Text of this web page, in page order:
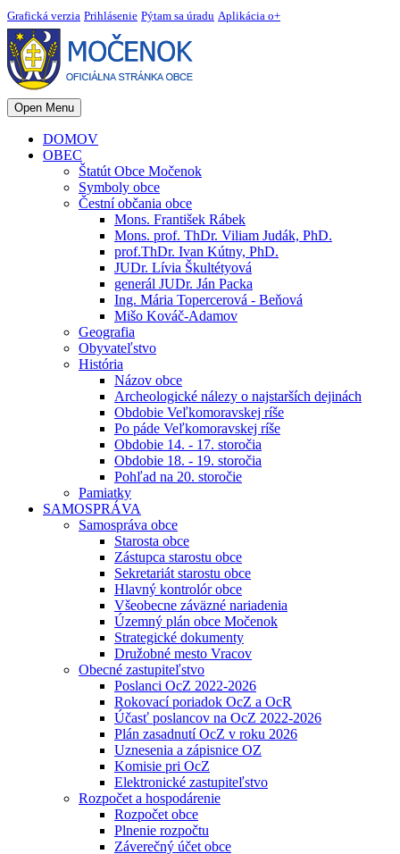
Grafická verzia Prihlásenie Pýtam sa úradu Aplikácia o+
Open Menu
DOMOV
OBEC
Štatút Obce Močenok
Symboly obce
Čestní občania obce
Mons. František Rábek
Mons. prof. ThDr. Viliam Judák, PhD.
prof.ThDr. Ivan Kútny, PhD.
JUDr. Lívia Škultétyová
generál JUDr. Ján Packa
Ing. Mária Topercerová - Beňová
Mišo Kováč-Adamov
Geografia
Obyvateľstvo
História
Názov obce
Archeologické nálezy o najstarších dejinách
Obdobie Veľkomoravskej ríše
Po páde Veľkomoravskej ríše
Obdobie 14. - 17. storočia
Obdobie 18. - 19. storočia
Pohľad na 20. storočie
Pamiatky
SAMOSPRÁVA
Samospráva obce
Starosta obce
Zástupca starostu obce
Sekretariát starostu obce
Hlavný kontrolór obce
Všeobecne záväzné nariadenia
Územný plán obce Močenok
Strategické dokumenty
Družobné mesto Vracov
Obecné zastupiteľstvo
Poslanci OcZ 2022-2026
Rokovací poriadok OcZ a OcR
Účasť poslancov na OcZ 2022-2026
Plán zasadnutí OcZ v roku 2026
Uznesenia a zápisnice OZ
Komisie pri OcZ
Elektronické zastupiteľstvo
Rozpočet a hospodárenie
Rozpočet obce
Plnenie rozpočtu
Záverečný účet obce